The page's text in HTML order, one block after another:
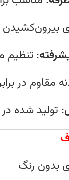
: تنظیم
مقاوم در
: تولید شده
بدون رنگ